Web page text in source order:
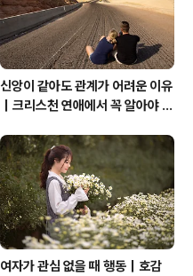
신앙이 같아도 관계가 어려운 이유
｜크리스천 연애에서 꼭 알아야 할
여자가 관심 없을 때 행동｜호감